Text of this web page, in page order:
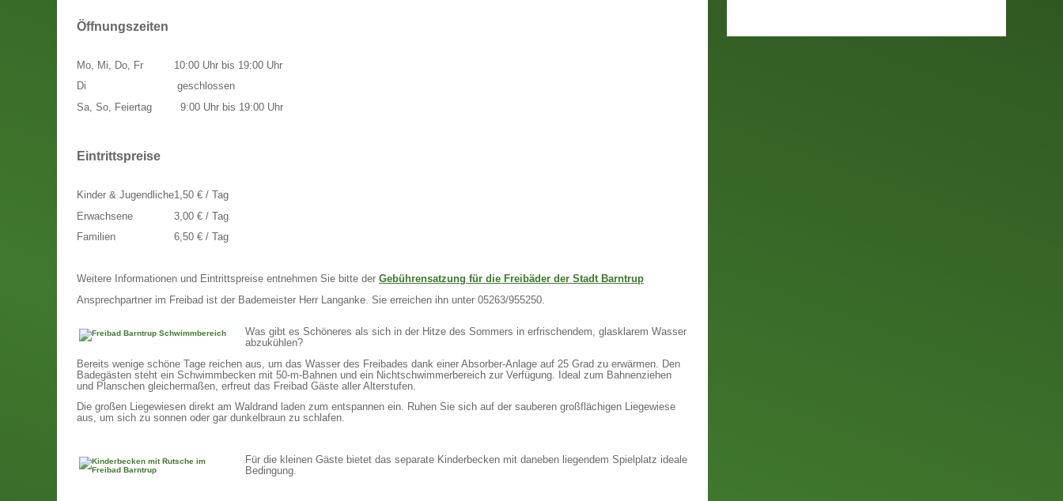
Öffnungszeiten
Mo, Mi, Do, Fr
Di
Sa, So, Feiertag
10:00 Uhr bis 19:00 Uhr
geschlossen
9:00 Uhr bis 19:00 Uhr
Eintrittspreise
Kinder & Jugendliche
Erwachsene
Familien
1,50 € / Tag
3,00 € / Tag
6,50 € / Tag
Weitere Informationen und Eintrittspreise entnehmen Sie bitte der Gebührensatzung für die Freibäder der Stadt Barntrup
Ansprechpartner im Freibad ist der Bademeister Herr Langanke. Sie erreichen ihn unter 05263/955250.
Was gibt es Schöneres als sich in der Hitze des Sommers in erfrischendem, glasklarem Wasser
abzukühlen?
Bereits wenige schöne Tage reichen aus, um das Wasser des Freibades dank einer Absorber-Anlage auf 25 Grad zu erwärmen. Den
Badegästen steht ein Schwimmbecken mit 50-m-Bahnen und ein Nichtschwimmerbereich zur Verfügung. Ideal zum Bahnenziehen
und Planschen gleichermaßen, erfreut das Freibad Gäste aller Alterstufen.
Die großen Liegewiesen direkt am Waldrand laden zum entspannen ein. Ruhen Sie sich auf der sauberen großflächigen Liegewiese
aus, um sich zu sonnen oder gar dunkelbraun zu schlafen.
Für die kleinen Gäste bietet das separate Kinderbecken mit daneben liegendem Spielplatz ideale
Bedingung.